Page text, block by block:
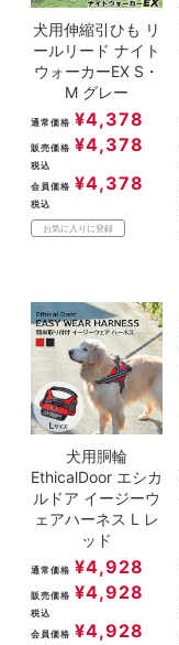
犬用伸縮引ひも リ
ールリード ナイト
ウォーカーEX S・
M グレー
通常価格 ¥4,378
販売価格 ¥4,378
税込
会員価格 ¥4,378
税込
お気に入りに登録
犬用胴輪
EthicalDoor エシカ
ルドア イージーウ
ェアハーネス L レ
ッド
通常価格 ¥4,928
販売価格 ¥4,928
税込
会員価格 ¥4,928